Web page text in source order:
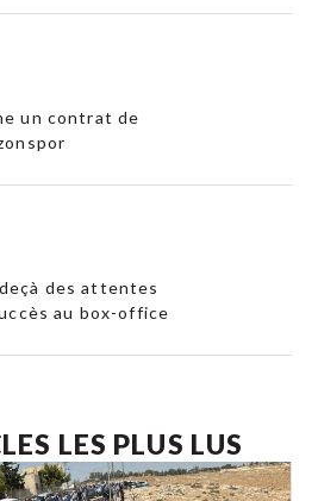
un contrat de
des attentes
au box-office
LES PLUS LUS